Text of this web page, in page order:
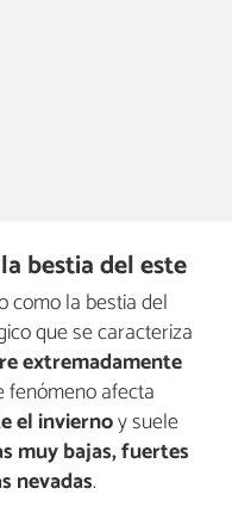
bestia del este
como la bestia del
que se caracteriza
extremadamente
fenómeno afecta
el inviernoy suele
muy bajas, fuertes
nevadas.